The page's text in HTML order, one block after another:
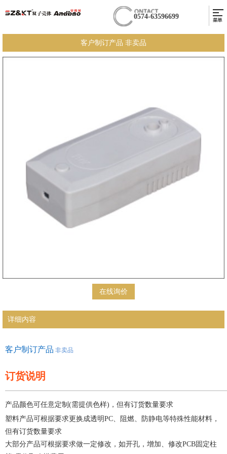
0574-63596699
客户制订产品 非卖品
在线询价
详细内容
客户制订产品 非卖品
订货说明
产品颜色可任意定制(需提供色样)，但有订货数量要求
塑料产品可根据要求更换成透明PC、阻燃、防静电等特殊性能材料，
但有订货数量要求
大部分产品可根据要求做一定修改，如开孔，增加、修改PCB固定柱